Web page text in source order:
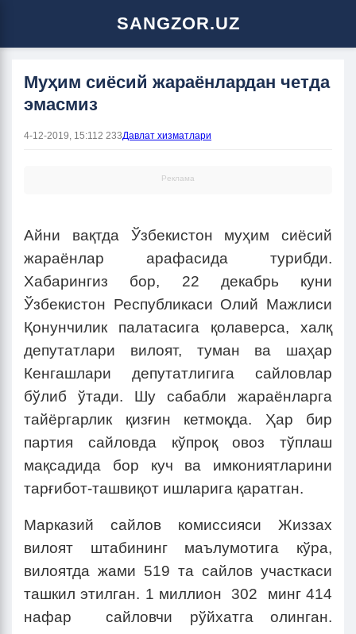
SANGZOR.UZ
Муҳим сиёсий жараёнлардан четда
эмасмиз
4-12-2019, 15:112 233Давлат хизматлари
Реклама
Айни вақтда Ўзбекистон муҳим сиёсий
жараёнлар арафасида турибди.
Хабарингиз бор, 22 декабрь куни
Ўзбекистон Республикаси Олий Мажлиси
Қонунчилик палатасига қолаверса, халқ
депутатлари вилоят, туман ва шаҳар
Кенгашлари депутатлигига сайловлар
бўлиб ўтади. Шу сабабли жараёнларга
тайёргарлик қизғин кетмоқда. Ҳар бир
партия сайловда кўпроқ овоз тўплаш
мақсадида бор куч ва имкониятларини
тарғибот-ташвиқот ишларига қаратган.
Марказий сайлов комиссияси Жиззах
вилоят штабининг маълумотига кўра,
вилоятда жами 519 та сайлов участкаси
ташкил этилган. 1 миллион 302 минг 414
нафар сайловчи рўйхатга олинган.